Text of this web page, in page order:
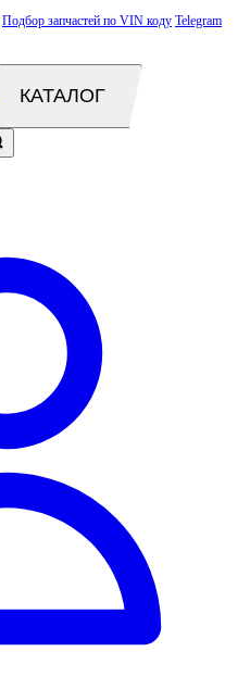
Подбор запчастей по VIN коду Telegram
КАТАЛОГ